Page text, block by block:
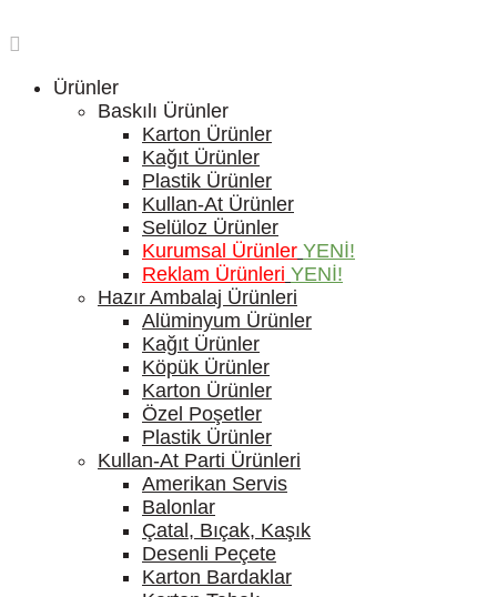
Ürünler
Baskılı Ürünler
Karton Ürünler
Kağıt Ürünler
Plastik Ürünler
Kullan-At Ürünler
Selüloz Ürünler
Kurumsal Ürünler YENİ!
Reklam Ürünleri YENİ!
Hazır Ambalaj Ürünleri
Alüminyum Ürünler
Kağıt Ürünler
Köpük Ürünler
Karton Ürünler
Özel Poşetler
Plastik Ürünler
Kullan-At Parti Ürünleri
Amerikan Servis
Balonlar
Çatal, Bıçak, Kaşık
Desenli Peçete
Karton Bardaklar